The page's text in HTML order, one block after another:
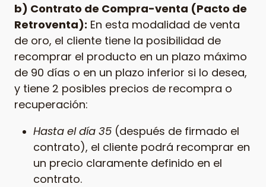
b) Contrato de Compra-venta (Pacto de
Retroventa): En esta modalidad de venta
de oro, el cliente tiene la posibilidad de
recomprar el producto en un plazo máximo
de 90 días o en un plazo inferior si lo desea,
y tiene 2 posibles precios de recompra o
recuperación:
Hasta el día 35 (después de firmado el
contrato), el cliente podrá recomprar en
un precio claramente definido en el
contrato.